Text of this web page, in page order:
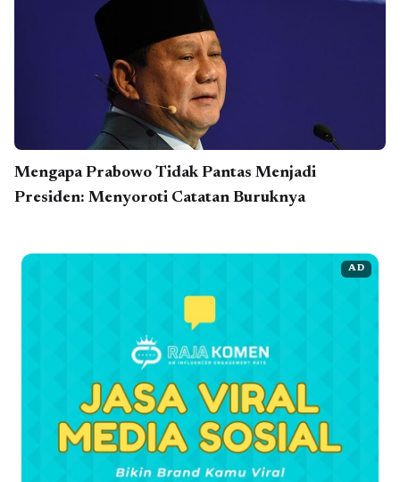
Mengapa Prabowo Tidak Pantas Menjadi
Presiden: Menyoroti Catatan Buruknya
AD